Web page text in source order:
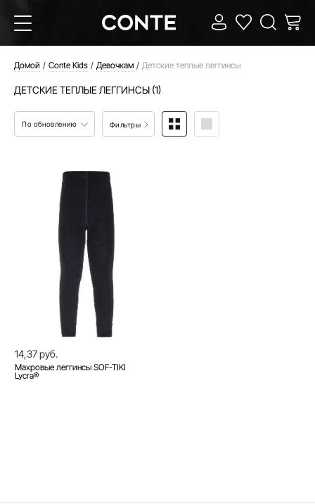
Домой Conte Kids Девочкам Детские теплые леггинсы
ДЕТСКИЕ ТЕПЛЫЕ ЛЕГГИНСЫ (1)
По обновлению Фильтры
14,37 руб.
Махровые леггинсы SOF-TIKI
Lycra®